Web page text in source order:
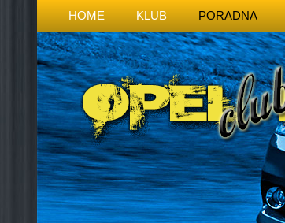
HOME KLUB PORADNA